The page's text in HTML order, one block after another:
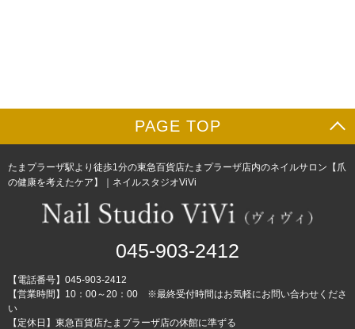
PAGE TOP
たまプラーザ駅より徒歩1分の東急百貨店たまプラーザ店内のネイルサロン【爪
の健康を考えたケア】｜ネイルスタジオViVi
045-903-2412
【電話番号】045-903-2412
【営業時間】10：00～20：00 ※最終受付時間はお気軽にお問い合わせくださ
い
【定休日】東急百貨店たまプラーザ店の休館に準ずる